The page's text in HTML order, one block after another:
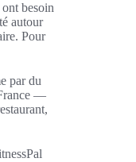
besoin
autour
Pour
par du
—